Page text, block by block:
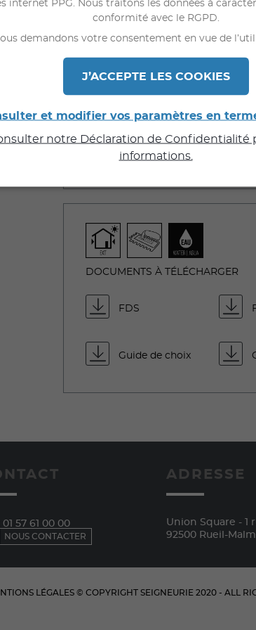
Forte résistance à
ou micro-particules solides
Protection du support contre
Bonne perméabilité
DOCUMENTS À TÉLÉCHARGER
FDS
Guide de choix
01 57 61 00 00
NOUS CONTACTER
ADRESSE
Union Square - 1
92500 Rueil-
LÉGALES © COPYRIGHT SEIGNEURIE 2020 - ALL
internet PPG. Nous traitons les données à
conformité avec le RGPD.
demandons votre consentement en vue de
J’ACCEPTE LES COOKIES
et modifier vos paramètres en
notre Déclaration de Confidentialité
informations.